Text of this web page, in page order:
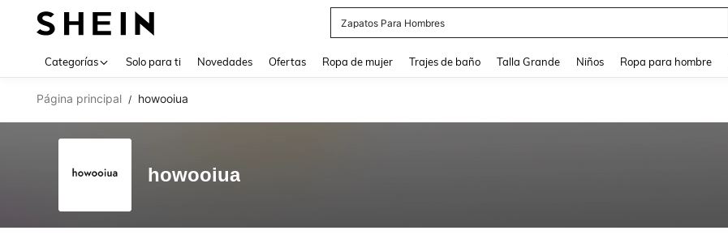
Zapatos Blancos
Categorías Solo para ti Novedades Ofertas Ropa de mujer Trajes de baño Talla Grande Niños Ropa para hombre
Página principal / howooiua
howooiua